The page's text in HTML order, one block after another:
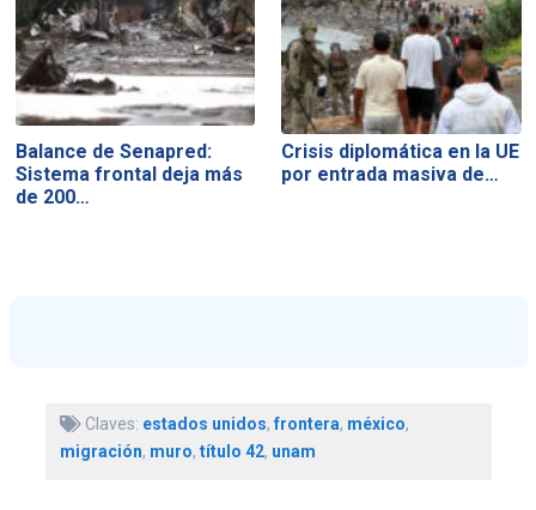
Balance de Senapred:
Sistema frontal deja más
de 200…
Crisis diplomática en la UE
por entrada masiva de…
Claves: estados unidos,frontera, méxico,
migración, muro, título 42, unam